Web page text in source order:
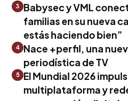
3
Babysec y VML
familias en su nueva
estás haciendo bien”
4 Nace +perfil, una
periodística de TV
5
El Mundial 2026
multiplataforma y